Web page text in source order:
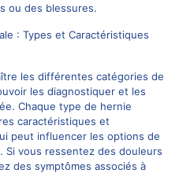
ou des blessures.
: Types et Caractéristiques
les différentes catégories de
les diagnostiquer et les
Chaque type de hernie
caractéristiques et
peut influencer les options de
Si vous ressentez des douleurs
des symptômes associés à